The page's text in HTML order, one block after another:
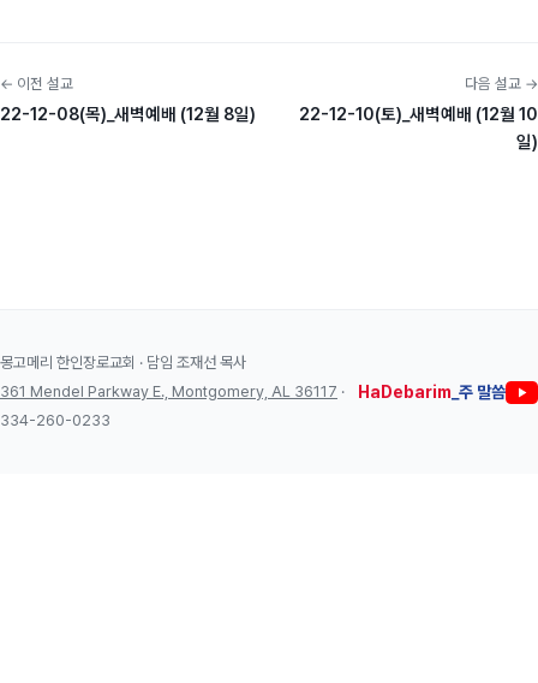
← 이전 설교
22-12-08(목)_새벽예배 (12월 8일)
다음 설교 →
22-12-10(토)_새벽예배 (12월 10
일)
몽고메리 한인장로교회 · 담임 조재선 목사
361 Mendel Parkway E., Montgomery, AL 36117 ·
334-260-0233
HaDebarim _주 말씀